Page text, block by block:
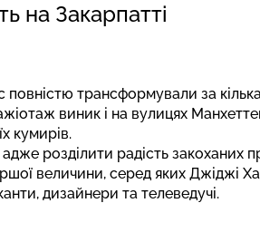
на Закарпатті
трансформували за кілька
виник і на вулицях
кумирів.
розділити радість закоханих
величини, серед яких Джіджі
дизайнери та телеведучі.